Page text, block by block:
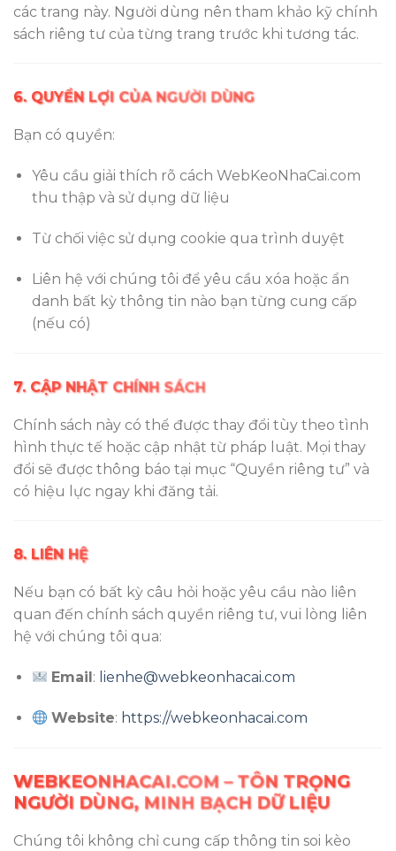
các trang này. Người dùng nên tham khảo kỹ chính
sách riêng tư của từng trang trước khi tương tác.
6. QUYỀN LỢI CỦA NGƯỜI DÙNG
Bạn có quyền:
Yêu cầu giải thích rõ cách WebKeoNhaCai.com
thu thập và sử dụng dữ liệu
Từ chối việc sử dụng cookie qua trình duyệt
Liên hệ với chúng tôi để yêu cầu xóa hoặc ẩn
danh bất kỳ thông tin nào bạn từng cung cấp
(nếu có)
7. CẬP NHẬT CHÍNH SÁCH
Chính sách này có thể được thay đổi tùy theo tình
hình thực tế hoặc cập nhật từ pháp luật. Mọi thay
đổi sẽ được thông báo tại mục “Quyền riêng tư” và
có hiệu lực ngay khi đăng tải.
8. LIÊN HỆ
Nếu bạn có bất kỳ câu hỏi hoặc yêu cầu nào liên
quan đến chính sách quyền riêng tư, vui lòng liên
hệ với chúng tôi qua:
Email: lienhe@webkeonhacai.com
Website: https://webkeonhacai.com
WEBKEONHACAI.COM – TÔN TRỌNG
NGƯỜI DÙNG, MINH BẠCH DỮ LIỆU
Chúng tôi không chỉ cung cấp thông tin soi kèo